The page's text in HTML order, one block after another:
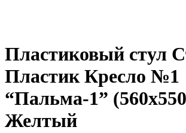
Пластиковый стул
Пластик Кресло №1
“Пальма-1”
Желтый